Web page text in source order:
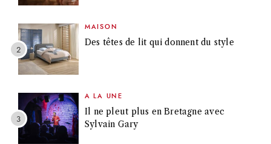
MAISON
Des têtes de lit qui donnent du style
A LA UNE
Il ne pleut plus en Bretagne avec
Sylvain Gary